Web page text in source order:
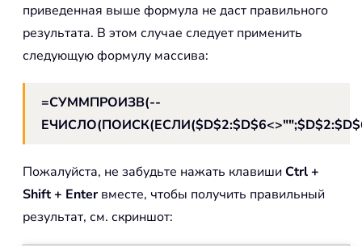
приведенная выше формула не даст правильного
результата. В этом случае следует применить
следующую формулу массива:
=СУММПРОИЗВ(--
Пожалуйста, не забудьте нажать клавиши Ctrl +
Shift + Enterвместе, чтобы получить правильный
результат, см. скриншот: